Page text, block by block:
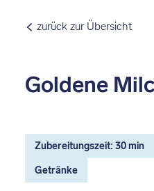
zurück zur Übersicht
Goldene
Zubereitungszeit: 30 min
Getränke